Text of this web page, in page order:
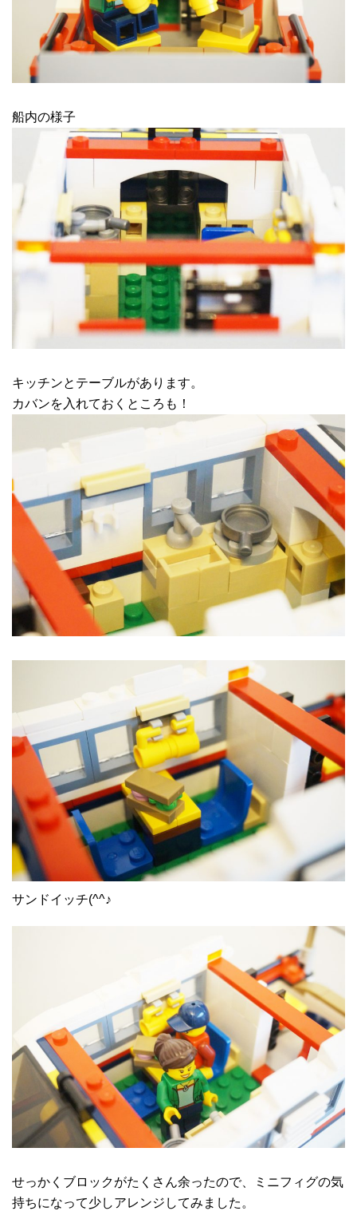
船内の様子
キッチンとテーブルがあります。
カバンを入れておくところも！
サンドイッチ(^^♪
せっかくブロックがたくさん余ったので、ミニフィグの気
持ちになって少しアレンジしてみました。